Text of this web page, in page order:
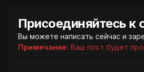
Присоединяйтесь
Вы можете написать сейчас и
Примечание: Ваш пост будет